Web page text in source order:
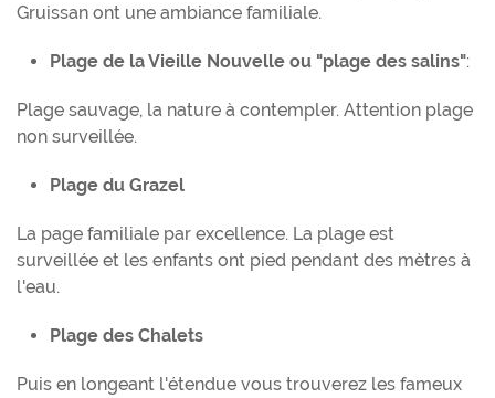
Gruissan ont une ambiance familiale.
Plage de la Vieille Nouvelle ou "plage des salins":
Plage sauvage, la nature à contempler. Attention plage
non surveillée.
Plage du Grazel
La page familiale par excellence. La plage est
surveillée et les enfants ont pied pendant des mètres à
l'eau.
Plage des Chalets
Puis en longeant l'étendue vous trouverez les fameux